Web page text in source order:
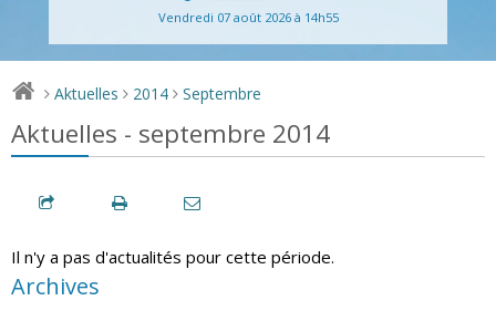
Vendredi 07 août 2026 à 14h55
> Aktuelles > 2014 > Septembre
Aktuelles - septembre 2014
Il n'y a pas d'actualités pour cette période.
Archives